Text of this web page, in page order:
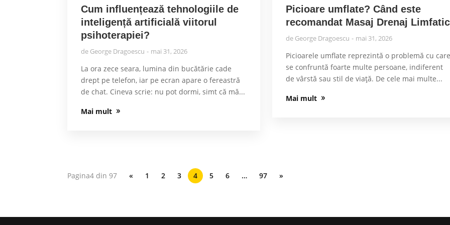
Cum influențează tehnologiile de
inteligență artificială viitorul
psihoterapiei?
de George Dragoescu mai 31, 2026
La ora zece seara, lumina din bucătărie cade
drept pe telefon, iar pe ecran apare o fereastră
de chat. Cineva scrie: nu pot dormi, simt că mă...
Mai mult
Picioare umflate? Când este
recomandat Masaj Drenaj Limfatic
de George Dragoescu mai 31, 2026
Picioarele umflate reprezintă o problemă cu
se confruntă foarte multe persoane, indiferent
de vârstă sau stil de viață. De cele mai multe...
Mai mult
Pagina4 din 97 « 1 2 3 4 5 6 … 97 »